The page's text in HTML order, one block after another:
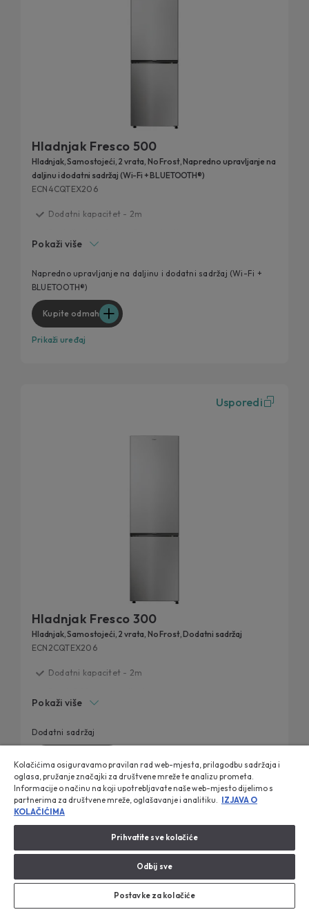
Hladnjak Fresco 500
Hladnjak, Samostojeći, 2 vrata, No Frost, Napredno upravljanje na
daljinu i dodatni sadržaj (Wi-Fi + BLUETOOTH®)
ECN4CQTEX206
Dodatni kapacitet - 2m
Fresh 0°C zona za ribu i meso
Humidity Zona
Pokaži više
Napredno upravljanje na daljinu i dodatni sadržaj (Wi-Fi +
BLUETOOTH®)
Kupite odmah
Prikaži uređaj
Usporedi
Hladnjak Fresco 300
Hladnjak, Samostojeći, 2 vrata, No Frost, Dodatni sadržaj
ECN2CQTEX206
Dodatni kapacitet - 2m
Dizajniran za svaku kuhinju
Circle Fresh tehnologija
Pokaži više
Dodatni sadržaj
Prikaži uređaj
Usporedi
Kolačićima osiguravamo pravilan rad web-mjesta, prilagodbu sadržaja i
oglasa, pružanje značajki za društvene mreže te analizu prometa.
Informacije o načinu na koji upotrebljavate naše web-mjesto dijelimo s
partnerima za društvene mreže, oglašavanje i analitiku.
IZJAVA O
KOLAČIĆIMA
Prihvatite sve kolačiće
Odbij sve
Postavke za kolačiće